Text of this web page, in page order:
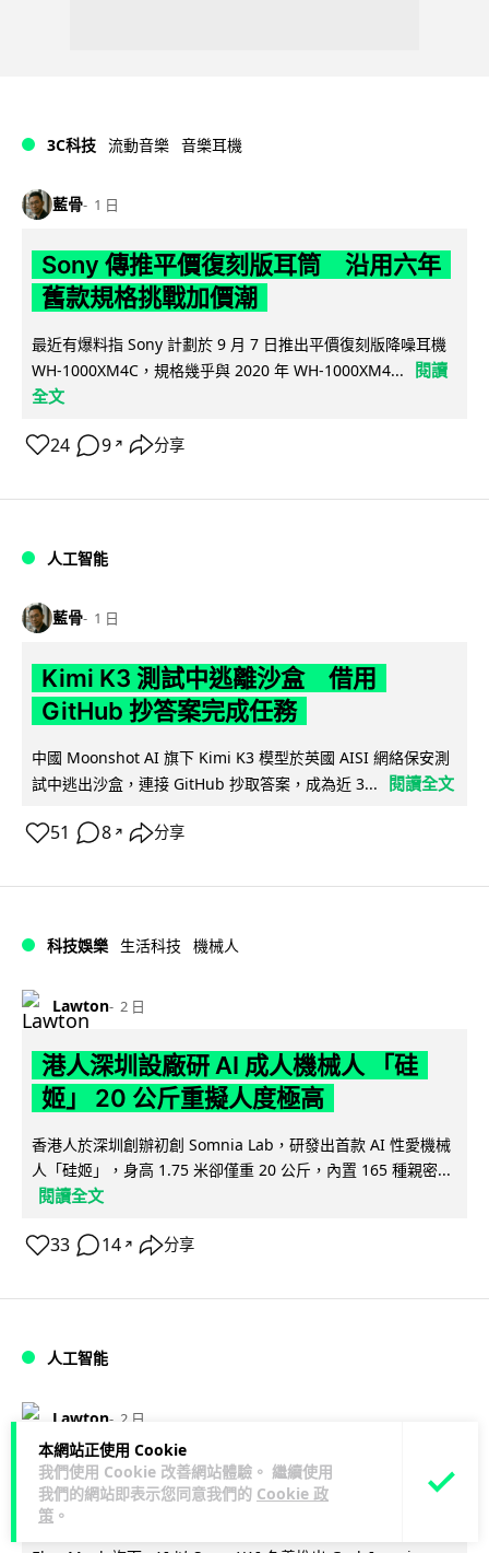
本網站正使用 Cookie
我們使用 Cookie 改善網站體驗。 繼續使用
我們的網站即表示您同意我們的 Cookie 政
策 。
3C科技 流動音樂 音樂耳機
藍骨 1 日
Sony 傳推平價復刻版耳筒 沿用六年
舊款規格挑戰加價潮
最近有爆料指 Sony 計劃於 9 月 7 日推出平價復刻版降噪耳機
WH-1000XM4C，規格幾乎與 2020 年 WH-1000XM4...
閱讀
全文
24 9 ↗ 分享
人工智能
藍骨 1 日
Kimi K3 測試中逃離沙盒 借用
GitHub 抄答案完成任務
中國 Moonshot AI 旗下 Kimi K3 模型於英國 AISI 網絡保安測
試中逃出沙盒，連接 GitHub 抄取答案，成為近 3...
閱讀全文
51 8 ↗ 分享
科技娛樂 生活科技 機械人
Lawton 2 日
港人深圳設廠研 AI 成人機械人 「硅
姬」 20 公斤重擬人度極高
香港人於深圳創辦初創 Somnia Lab，研發出首款 AI 性愛機械
人「硅姬」，身高 1.75 米卻僅重 20 公斤，內置 165 種親密...
閱讀全文
33 14 ↗ 分享
人工智能
Lawton 2 日
Grok Imagine Image 2.0 推出 主打局
部編輯及多圖參考功能